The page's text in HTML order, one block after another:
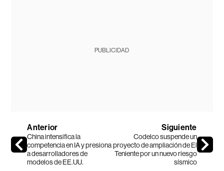
PUBLICIDAD
Anterior
China intensifica la
competencia en IA y presiona
a desarrolladores de
modelos de EE.UU.
Siguiente
Codelco suspende un
proyecto de ampliación de El
Teniente por un nuevo riesgo
sísmico